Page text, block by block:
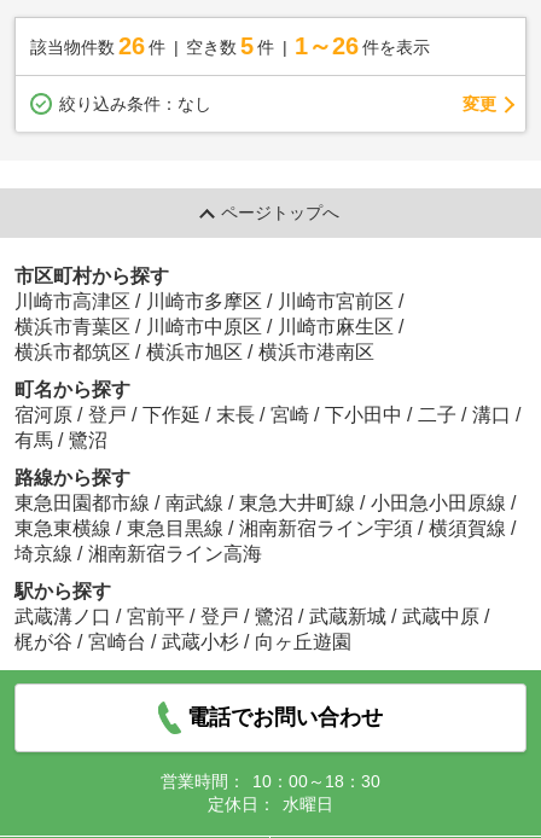
該当物件数 26件 空き数 5 件 1～26 件を表示
絞り込み条件： なし 変更
ページトップへ
市区町村から探す
川崎市高津区 / 川崎市多摩区 / 川崎市宮前区 /
横浜市青葉区 / 川崎市中原区 / 川崎市麻生区 /
横浜市都筑区 / 横浜市旭区 / 横浜市港南区
町名から探す
宿河原 / 登戸 / 下作延 / 末長 / 宮崎 / 下小田中 / 二子 / 溝口 /
有馬 / 鷺沼
路線から探す
東急田園都市線 / 南武線 / 東急大井町線 / 小田急小田原線 /
東急東横線 / 東急目黒線 / 湘南新宿ライン宇須 / 横須賀線 /
埼京線 / 湘南新宿ライン高海
駅から探す
武蔵溝ノ口 / 宮前平 / 登戸 / 鷺沼 / 武蔵新城 / 武蔵中原 /
梶が谷 / 宮崎台 / 武蔵小杉 / 向ヶ丘遊園
電話でお問い合わせ
営業時間：
10：00～18：30
定休日：
水曜日